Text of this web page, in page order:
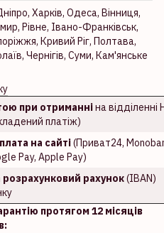
Харків, Одеса, Вінниця,
Рівне, Івано-Франківськ,
Кривий Ріг, Полтава,
Чернігів, Суми, Кам'янське
при отриманніна відділенні
платіж)
на сайті(Приват24,
Pay, Apple Pay)
розрахунковий рахунок(IBAN)
протягом 12 місяців